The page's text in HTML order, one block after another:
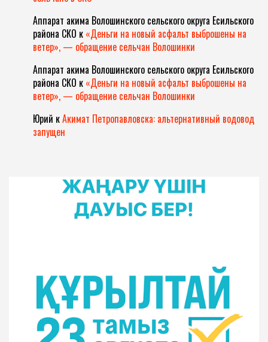
Аппарат акима Волошинского сельского округа Есильского
района СКО к «Деньги на новый асфальт выброшены на
ветер», — обращение сельчан Волошинки
Аппарат акима Волошинского сельского округа Есильского
района СКО к «Деньги на новый асфальт выброшены на
ветер», — обращение сельчан Волошинки
Юрий кАкимат Петропавловска: альтернативный водовод
запущен